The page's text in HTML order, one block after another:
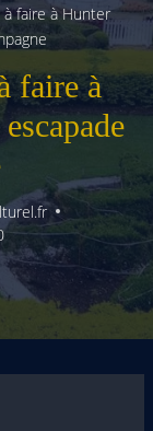
faire à Hunter
faire à